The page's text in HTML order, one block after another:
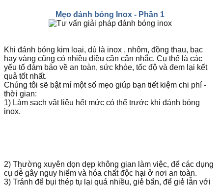
Mẹo đánh bóng Inox - Phần 1
Khi đánh bóng kim loại, dù là inox , nhôm, đồng thau, bạc
hay vàng cũng có nhiều điều cần cân nhắc. Cụ thể là các
yếu tố đảm bảo về an toàn, sức khỏe, tốc độ và đem lại kết
quả tốt nhất.
Chúng tôi sẽ bật mí một số mẹo giúp bạn tiết kiệm chi phí -
thời gian:
1) Làm sạch vật liệu hết mức có thể trước khi đánh bóng
inox.
2) Thường xuyên dọn dẹp không gian làm việc, để các dụng
cụ dễ gây nguy hiểm và hóa chất độc hại ở nơi an toàn.
3) Tránh để bụi thép tụ lại quá nhiều, giẻ bẩn, để giẻ lẫn với